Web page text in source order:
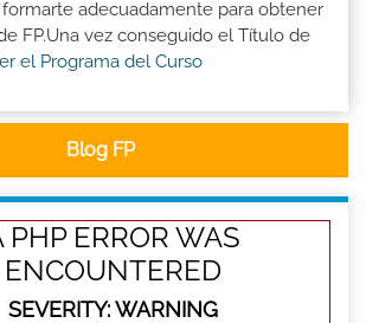
adecuadamente para obtener
FP.Una vez conseguido el Título de
el Programa del Curso
Blog FP
PHP ERROR WAS
ENCOUNTERED
SEVERITY: WARNING